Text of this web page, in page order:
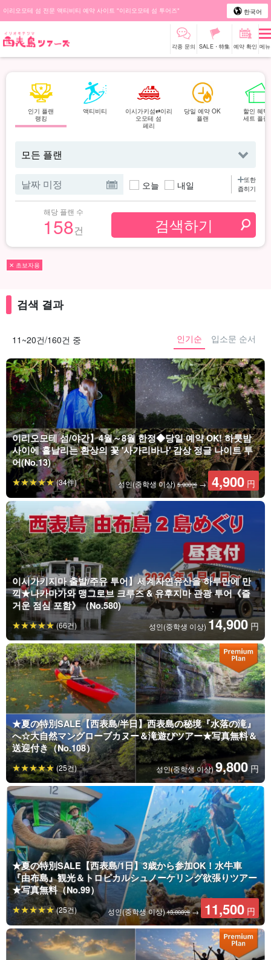
이리오모테 섬 전문 액티비티 예약 사이트 "이리오모테 섬 투어즈" 한국어
각종 문의 SALE・特集 예약 확인 메뉴
인기 플랜
랭킹
액티비티
이시가키섬⇄이리
오모테 섬
페리
당일 예약 OK
플랜
할인 혜택
세트 플랜
오늘 내일
또한
좁히기
해당 플랜 수
158건
✕ 초보자용
검색 결과
11~20건/160건 중 인기순 입소문 순서
이리오모테 섬/야간】4월～8월 한정◆당일 예약 OK! 하룻밤
사이에 흩날리는 환상의 꽃 '사가리바나' 감상 정글 나이트 투
어(No.13)
성인(중학생 이상)5,900엔→ 4,900 円
(34件)
이시가키지마 출발/주유 투어】세계자연유산을 하루만에 만
끽★나카마가와 맹그로브 크루즈 & 유후지마 관광 투어《즐
거운 점심 포함》（No.580)
성인(중학생 이상) 14,900 円
(66건)
★夏の特別SALE【西表島/半日】西表島の秘境『水落の滝』
へ☆大自然マングローブカヌー＆滝遊びツアー★写真無料＆
送迎付き（No.108）
성인(중학생 이상)9,800 円
(25건)
★夏の特別SALE【西表島/1日】3歳から参加OK！水牛車
『由布島』観光＆トロピカルシュノーケリング欲張りツアー
★写真無料（No.99）
성인(중학생 이상)13,000엔→ 11,500 円
(25건)